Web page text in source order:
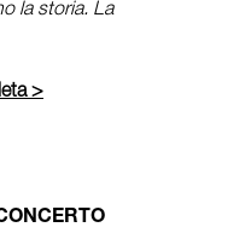
la storia. La
>